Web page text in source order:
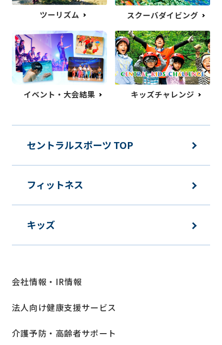
ツーリズム スクーバダイビング
イベント・大会結果 キッズチャレンジ
セントラルスポーツ TOP
フィットネス
キッズ
会社情報・IR情報
法人向け健康支援サービス
介護予防・高齢者サポート